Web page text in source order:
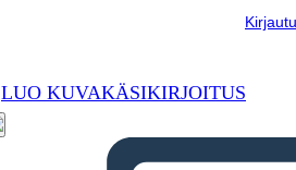
LUO KUVAKÄSIKIRJOITUS